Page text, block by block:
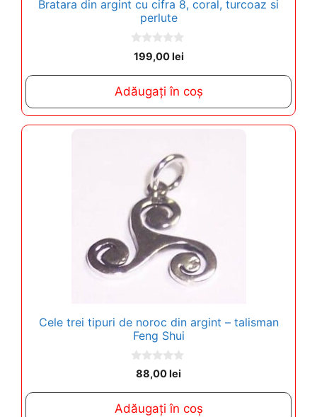
Bratara din argint cu cifra 8, coral, turcoaz si
perlute
0
o
o
5
199,00lei
Adăugați în coș
Cele trei tipuri de noroc din argint – talisman
Feng Shui
o
o
88,00lei
Adăugați în coș